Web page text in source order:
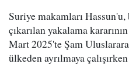
Suriye makamları Hassun'u,
çıkarılan yakalama
Mart 2025'te Şam
ülkeden ayrılmaya